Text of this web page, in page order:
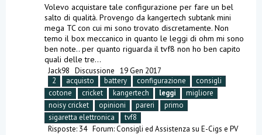
Volevo acquistare tale configurazione per fare un bel
salto di qualità. Provengo da kangertech subtank mini
mega TC con cui mi sono trovato discretamente. Non
temo il box meccanico in quanto le leggi di ohm mi sono
ben note.. per quanto riguarda il tvf8 non ho ben capito
quali delle tre...
Jack98 Discussione 19 Gen 2017
2
acquisto battery configurazione
consigli
cotone
cricket kangertech leggi
migliore
noisy cricket
opinioni pareri
primo
sigaretta elettronica
tvf8
Risposte: 34 Forum:Consigli ed Assistenza su E-Cigs e PV